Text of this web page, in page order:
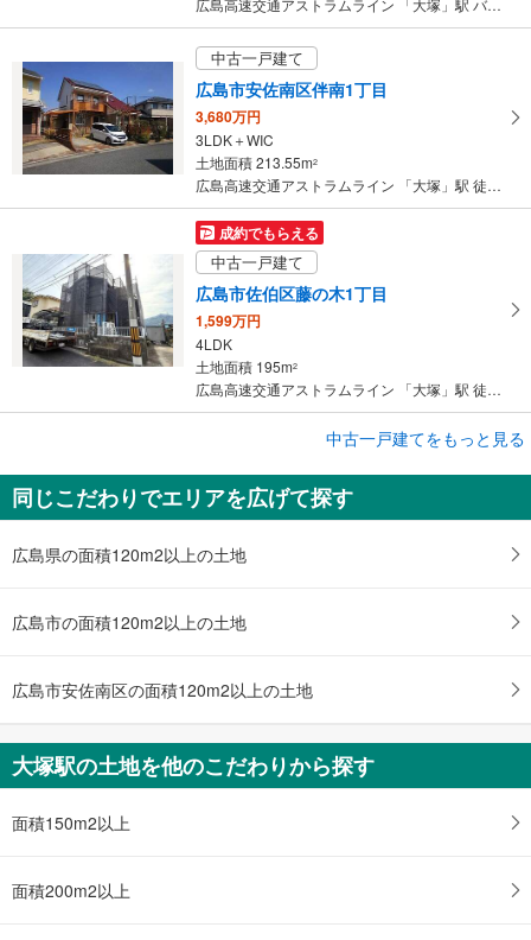
中古一戸建て
広島市安佐南区伴南1丁目
3,680万円
3LDK＋WIC
土地面積 213.55m2
広島高速交通アストラムライン 「大塚」駅 徒歩40分
成約でもらえる
中古一戸建て
広島市佐伯区藤の木1丁目
1,599万円
4LDK
土地面積 195m2
広島高速交通アストラムライン 「大塚」駅 徒歩85分
広島市佐伯区石内東2丁目
3,899万円
4LDK
土地面積 165.23m
中古一戸建てをもっと見る
同じこだわりでエリアを広げて探す
広島県の面積120m2以上の土地
広島市の面積120m2以上の土地
広島市安佐南区の面積120m2以上の土地
大塚駅の土地を他のこだわりから探す
面積150m2以上
面積200m2以上